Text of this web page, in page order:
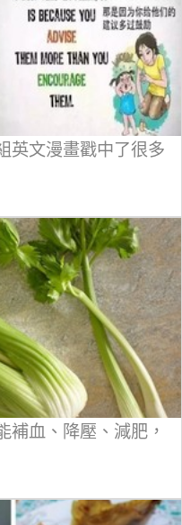
英文漫畫戳中了很多
補血、降壓、減肥，